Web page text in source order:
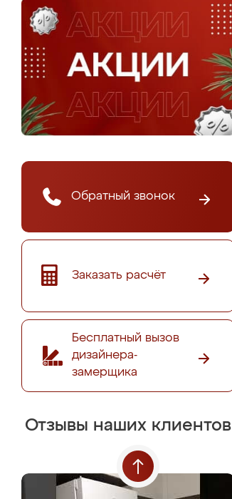
Обратный звонок
Заказать расчёт
Бесплатный вызов
дизайнера-
замерщика
Отзывы наших клиентов